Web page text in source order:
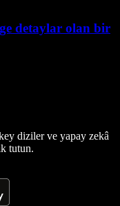
detaylar olan bir
diziler ve yapay zekâ
tutun.